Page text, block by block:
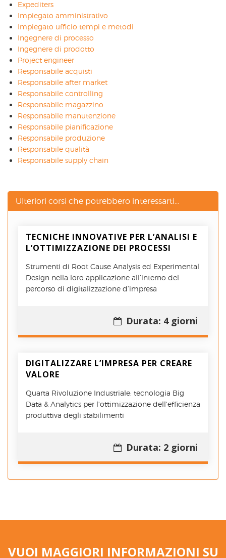
Expediters
Impiegato amministrativo
Impiegato ufficio tempi e metodi
Ingegnere di processo
Ingegnere di prodotto
Project engineer
Responsabile acquisti
Responsabile after market
Responsabile controlling
Responsabile magazzino
Responsabile manutenzione
Responsabile pianificazione
Responsabile produzione
Responsabile qualità
Responsabile supply chain
Ulteriori corsi che potrebbero interessarti...
TECNICHE INNOVATIVE PER L’ANALISI E
L’OTTIMIZZAZIONE DEI PROCESSI
Strumenti di Root Cause Analysis ed Experimental
Design nella loro applicazione all’interno del
percorso di digitalizzazione d’impresa
Durata: 4 giorni
DIGITALIZZARE L’IMPRESA PER CREARE
VALORE
Quarta Rivoluzione Industriale: tecnologia Big
Data & Analytics per l'ottimizzazione dell'efficienza
produttiva degli stabilimenti
Durata: 2 giorni
VUOI MAGGIORI INFORMAZIONI SU